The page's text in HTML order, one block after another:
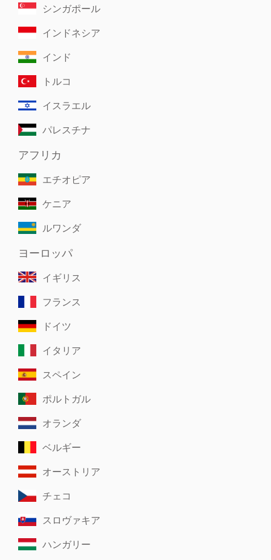
シンガポール
インドネシア
インド
トルコ
イスラエル
パレスチナ
アフリカ
エチオピア
ケニア
ルワンダ
ヨーロッパ
イギリス
フランス
ドイツ
イタリア
スペイン
ポルトガル
オランダ
ベルギー
オーストリア
チェコ
スロヴァキア
ハンガリー